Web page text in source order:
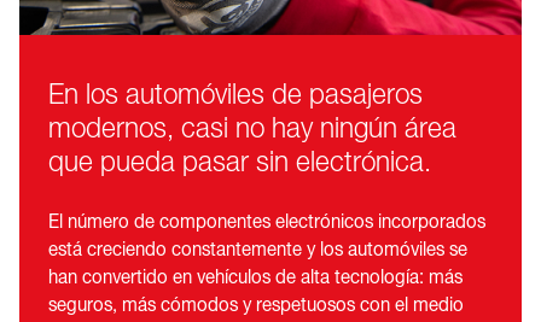
En los automóviles de pasajeros
modernos, casi no hay ningún área
que pueda pasar sin electrónica.
El número de componentes electrónicos incorporados
está creciendo constantemente y los automóviles se
han convertido en vehículos de alta tecnología: más
seguros, más cómodos y respetuosos con el medio